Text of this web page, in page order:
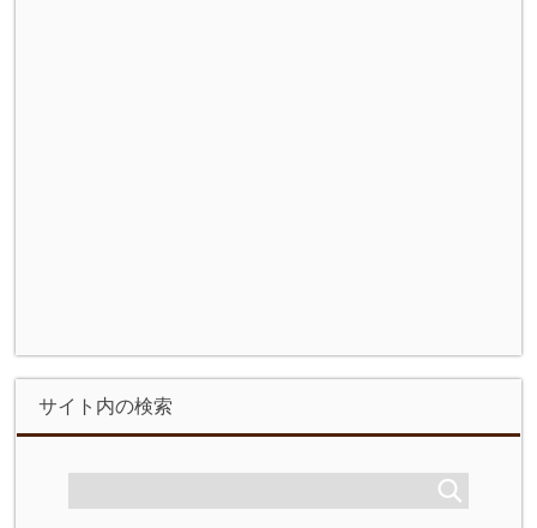
サイト内の検索